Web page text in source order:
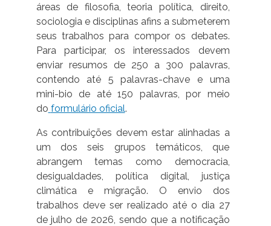
áreas de filosofia, teoria política, direito,
sociologia e disciplinas afins a submeterem
seus trabalhos para compor os debates.
Para participar, os interessados devem
enviar resumos de 250 a 300 palavras,
contendo até 5 palavras-chave e uma
mini-bio de até 150 palavras, por meio
do formulário oficial.
As contribuições devem estar alinhadas a
um dos seis grupos temáticos, que
abrangem temas como democracia,
desigualdades, política digital, justiça
climática e migração. O envio dos
trabalhos deve ser realizado até o dia 27
de julho de 2026, sendo que a notificação